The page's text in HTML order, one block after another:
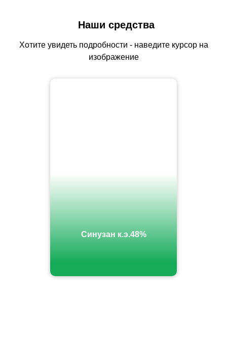
Наши средства
Хотите увидеть подробности - наведите курсор на
изображение
Синузан к.э.48%